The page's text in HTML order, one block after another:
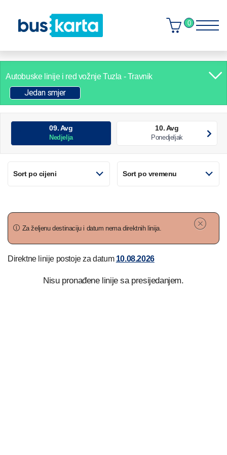
0
Autobuske linije i red vožnjeTuzla - Travnik
Jedan smjer
09. Avg
Nedjelja
10. Avg
Ponedjeljak
Sort po cijeni Sort po vremenu
Za željenu destinaciju i datum nema direktnih linija.
Direktne linije postoje za datum 10.08.2026
Nisu pronađene linije sa presijedanjem.